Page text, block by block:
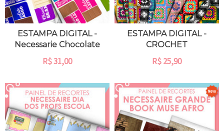
ESTAMPA DIGITAL -
Necessarie Chocolate
R$31,00
ESTAMPA DIGITAL -
CROCHET
R$25,90